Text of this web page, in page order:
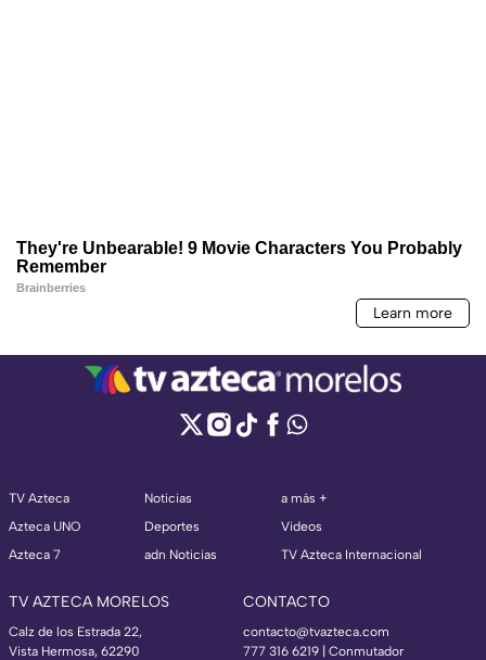
TV Azteca
Azteca UNO
Azteca 7
Noticias
Deportes
adn Noticias
a más +
Videos
TV Azteca Internacional
TV AZTECA MORELOS
Calz de los Estrada 22,
Vista Hermosa, 62290
CONTACTO
contacto@tvazteca.com
777 316 6219 | Conmutador